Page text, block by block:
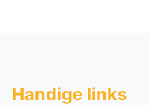
Handige li​nks